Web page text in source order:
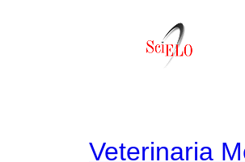
Veterinaria